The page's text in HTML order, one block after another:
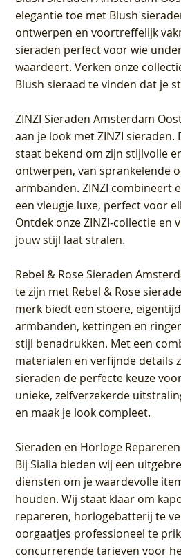
elegantie toe met Blush
ontwerpen en voortreffelijk
sieraden perfect voor wie
waardeert. Verken onze
Blush sieraad te vinden dat je
ZINZI Sieraden Amsterdam
aan je look met ZINZI
staat bekend om zijn stijlvolle
ontwerpen, van sprankelende
armbanden. ZINZI combineert
een vleugje luxe, perfect voor
Ontdek onze ZINZI-collectie en
jouw stijl laat stralen.
Rebel & Rose Sieraden
te zijn met Rebel & Rose
merk biedt een stoere,
armbanden, kettingen en
stijl benadrukken. Met een
materialen en verfijnde details
sieraden de perfecte keuze
unieke, zelfverzekerde
en maak je look compleet.
Sieraden en Horloge
Bij Sialia bieden wij een
diensten om je waardevolle
houden. Wij staat klaar om
repareren, horlogebatterij te
oorgaatjes professioneel te
concurrerende tarieven voor